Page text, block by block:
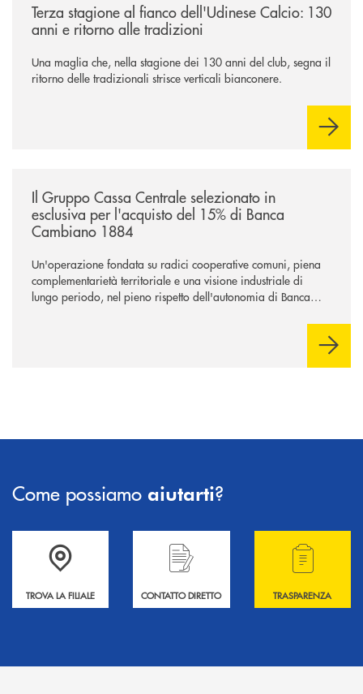
Terza stagione al fianco dell'Udinese Calcio: 130
anni e ritorno alle tradizioni
Una maglia che, nella stagione dei 130 anni del club, segna il
ritorno delle tradizionali strisce verticali bianconere.
Il Gruppo Cassa Centrale selezionato in
esclusiva per l'acquisto del 15% di Banca
Cambiano 1884
Un'operazione fondata su radici cooperative comuni, piena
complementarietà territoriale e una visione industriale di
lungo periodo, nel pieno rispetto dell'autonomia di Banca
negoziazione esclusiva per la finalizzazione dell’operazione.
Come possiamo aiutarti?
Accedi all' elenco completo delle filiali .
TROVA LA FILIALE
Hai bisogno di informazioni? Contattaci !
CONTATTO DIRETTO
Hai bisogno di
TRASPARENZA